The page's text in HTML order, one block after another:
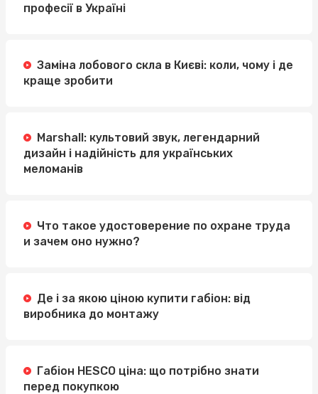
професії в Україні
Заміна лобового скла в Києві: коли, чому і де
краще зробити
Marshall: культовий звук, легендарний
дизайн і надійність для українських
меломанів
Что такое удостоверение по охране труда
и зачем оно нужно?
Де і за якою ціною купити габіон: від
виробника до монтажу
Габіон HESCO ціна: що потрібно знати
перед покупкою